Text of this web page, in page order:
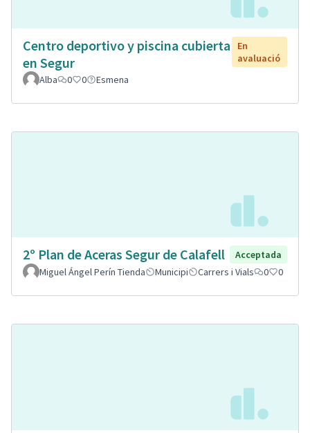
Centro deportivo y piscina cubierta
en Segur
En
avaluació
Alba
0 0 Esmena
2º Plan de Aceras Segur de Calafell
Acceptada
Miguel Ángel Perín Tienda
Municipi Carrers i Vials 0 0